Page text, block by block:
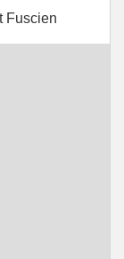
Fuscien